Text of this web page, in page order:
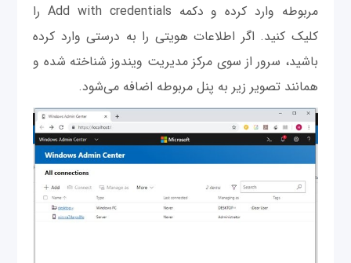
مربوطه وارد کرده و دکمه Add with credentials را
کلیک کنید. اگر اطلاعات هویتی را به درستی وارد کرده
باشید، سرور از سوی مرکز مدیریت ویندوز شناخته شده و
همانند تصویر زیر به پنل مربوطه اضافه می‌شود.